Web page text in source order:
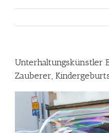
Unterhaltungskünstler
Zauberer,